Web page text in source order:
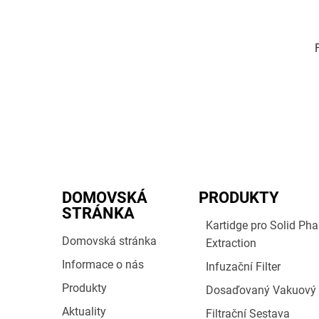
DOMOVSKÁ
STRÁNKA
Domovská stránka
Informace o nás
Produkty
Aktuality
PRODUKTY
Kartidge pro Solid
Extraction
Infuzační Filter
Dosaďovaný Vakuový
Filtrační Sestava